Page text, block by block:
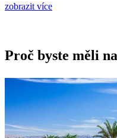
zobrazit více
Proč byste měli